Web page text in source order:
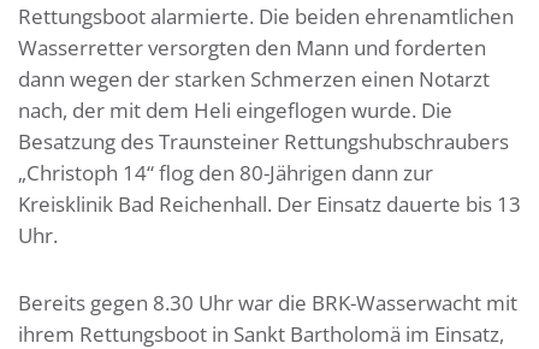
Rettungsboot alarmierte. Die beiden ehrenamtlichen
Wasserretter versorgten den Mann und forderten
dann wegen der starken Schmerzen einen Notarzt
nach, der mit dem Heli eingeflogen wurde. Die
Besatzung des Traunsteiner Rettungshubschraubers
„Christoph 14“ flog den 80-Jährigen dann zur
Kreisklinik Bad Reichenhall. Der Einsatz dauerte bis 13
Uhr.
Bereits gegen 8.30 Uhr war die BRK-Wasserwacht mit
ihrem Rettungsboot in Sankt Bartholomä im Einsatz,